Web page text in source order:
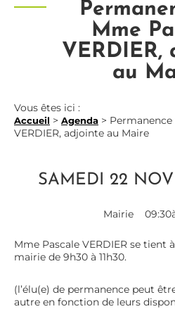
Mme
VERDIER,
au
Vous êtes ici :
Accueil > Agenda > Permanence
VERDIER, adjointe au Maire
SAMEDI 22
Mairie 09:30
Mme Pascale VERDIER se tient
mairie de 9h30 à 11h30.
(l’élu(e) de permanence peut
autre en fonction de leurs